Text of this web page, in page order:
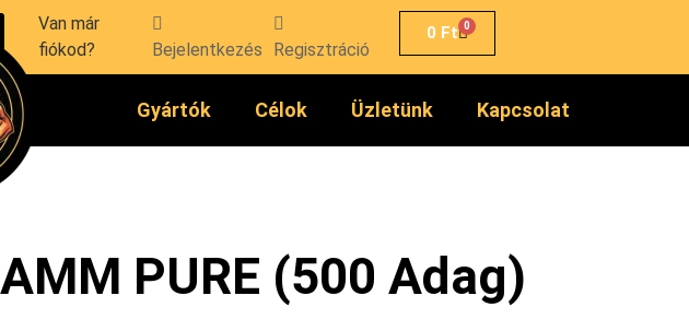
Van már
fiókod?
Bejelentkezés Regisztráció
0 Ft 0
Gyártók Célok Üzletünk Kapcsolat
PURE (500 Adag)